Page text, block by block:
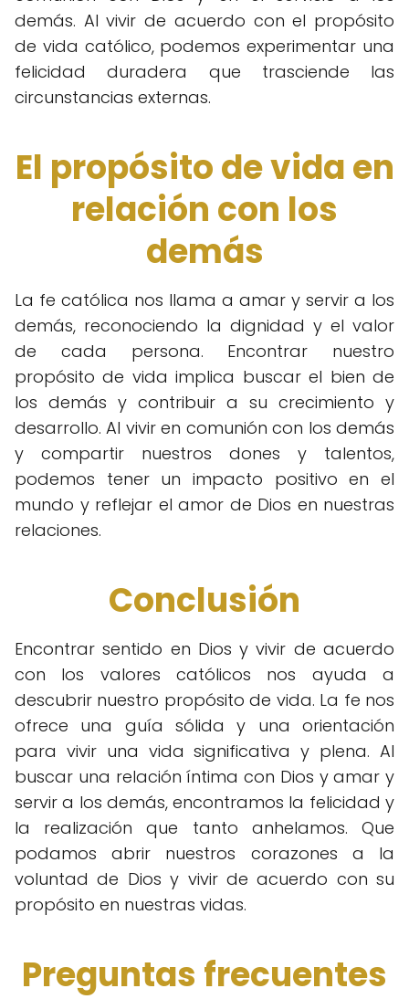
demás. Al vivir de acuerdo con el propósito
de vida católico, podemos experimentar una
felicidad duradera que trasciende las
circunstancias externas.
El propósito de vida en
relación con los
demás
La fe católica nos llama a amar y servir a los
demás, reconociendo la dignidad y el valor
de cada persona. Encontrar nuestro
propósito de vida implica buscar el bien de
los demás y contribuir a su crecimiento y
desarrollo. Al vivir en comunión con los demás
y compartir nuestros dones y talentos,
podemos tener un impacto positivo en el
mundo y reflejar el amor de Dios en nuestras
relaciones.
Conclusión
Encontrar sentido en Dios y vivir de acuerdo
con los valores católicos nos ayuda a
descubrir nuestro propósito de vida. La fe nos
ofrece una guía sólida y una orientación
para vivir una vida significativa y plena. Al
buscar una relación íntima con Dios y amar y
servir a los demás, encontramos la felicidad y
la realización que tanto anhelamos. Que
podamos abrir nuestros corazones a la
voluntad de Dios y vivir de acuerdo con su
propósito en nuestras vidas.
Preguntas frecuentes